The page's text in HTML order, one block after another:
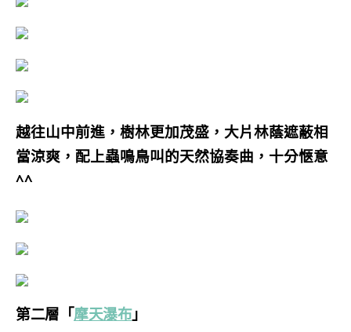
越往山中前進，樹林更加茂盛，大片林蔭遮蔽相
當涼爽，配上蟲鳴鳥叫的天然協奏曲，十分愜意
^^
第二層「摩天瀑布」